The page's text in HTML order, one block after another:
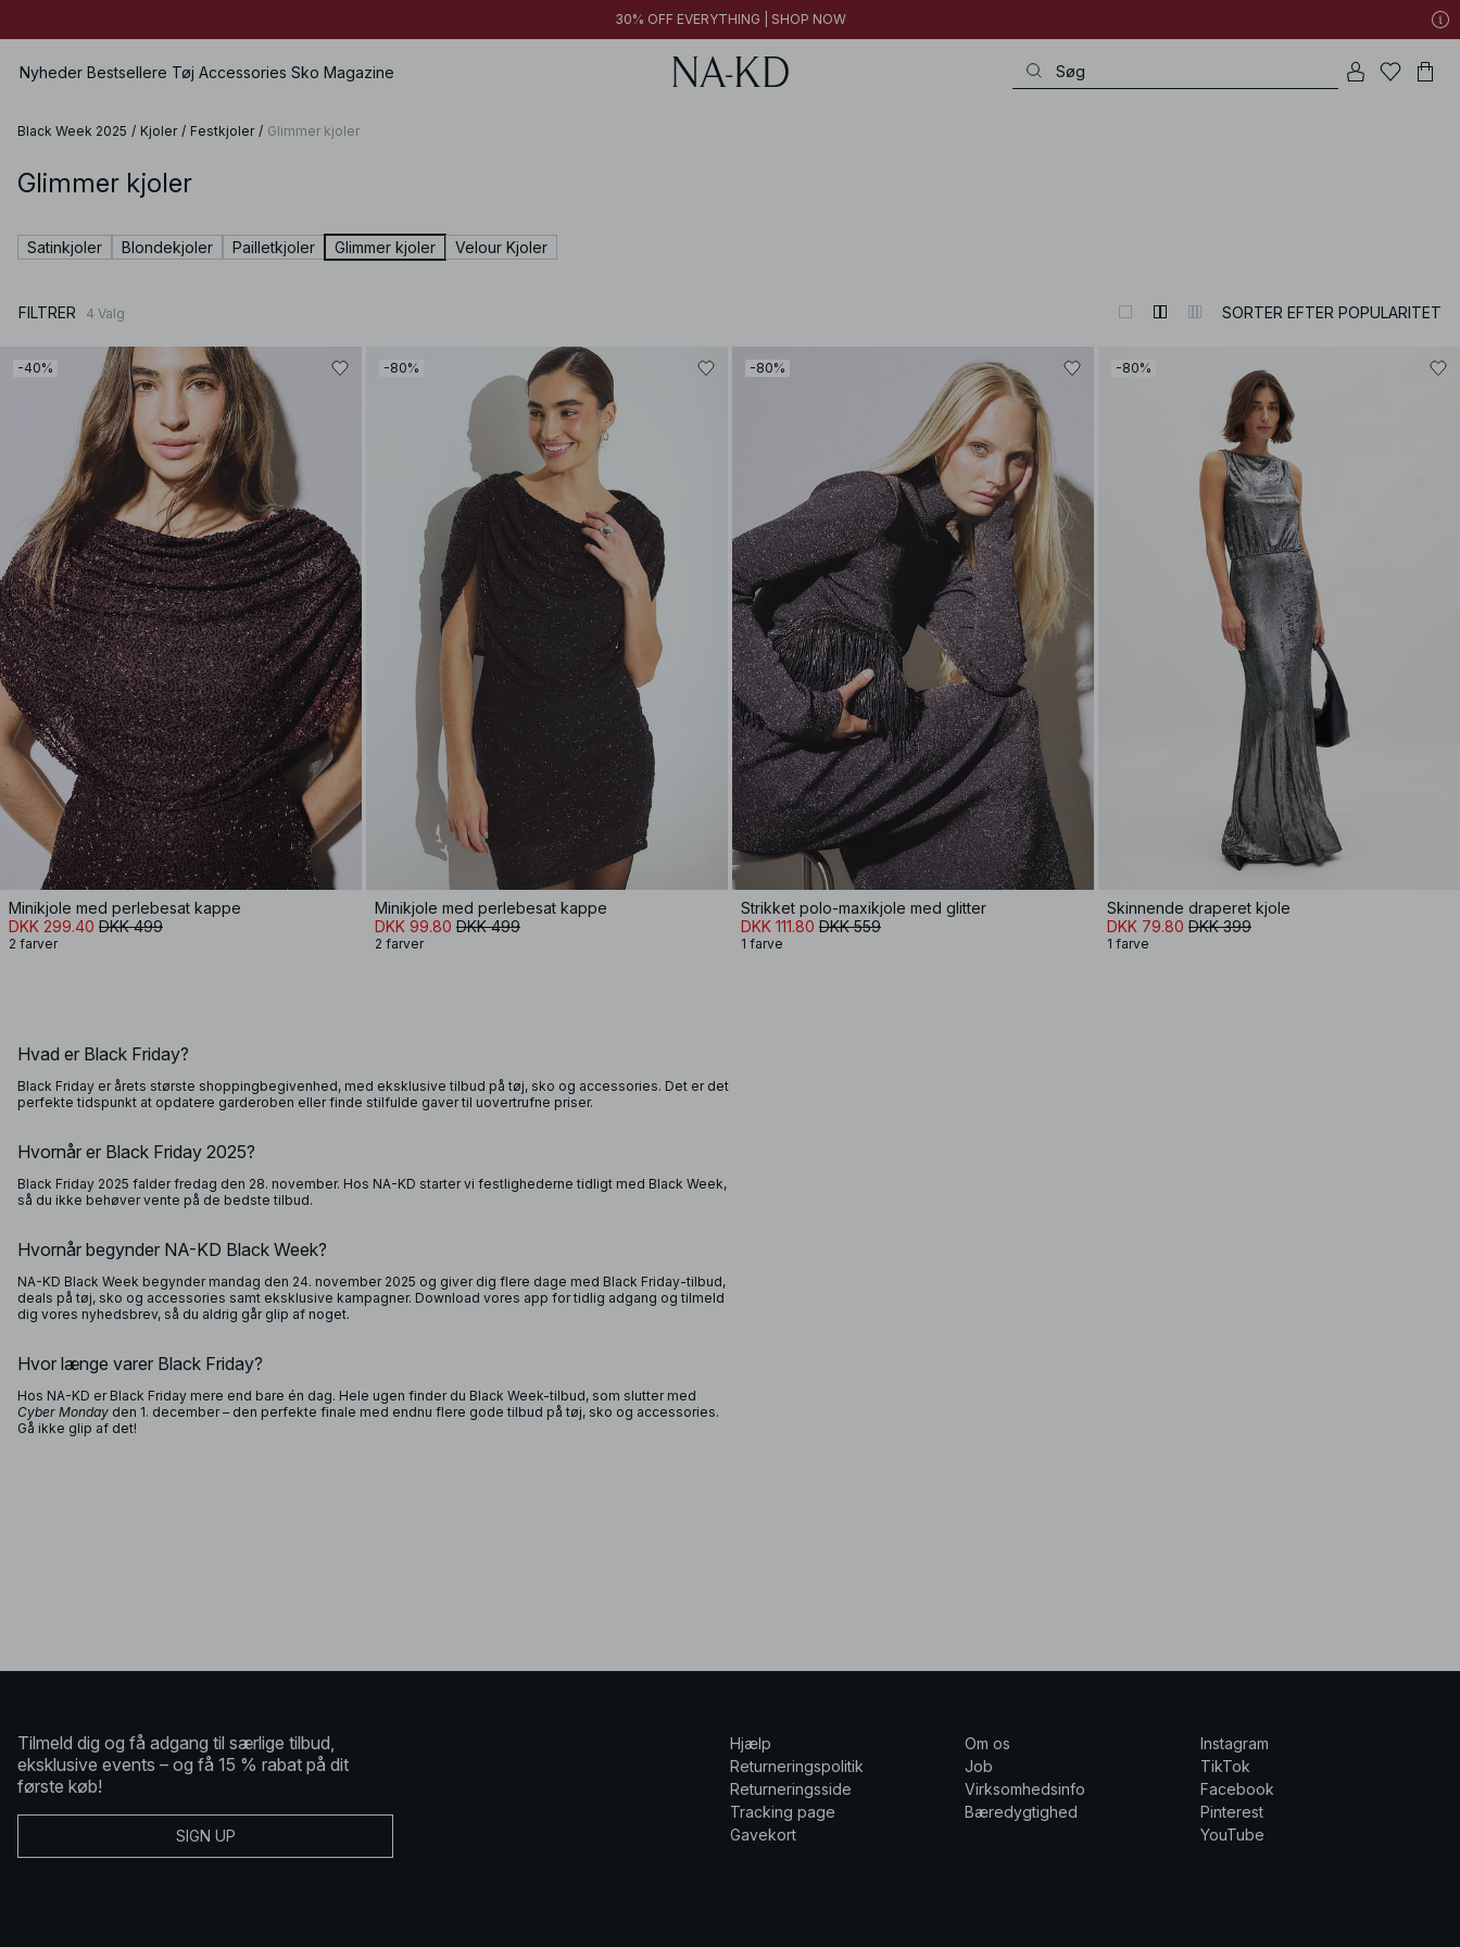
30% OFF EVERYTHING | SHOP NOW
Nyheder Bestsellere Tøj Accessories Sko Magazine
Se alle
Toppe
Skjorter & Bluser
Frakke & Jakke
Nederdele
Undertøj
Kommer snart
Særlige præmier
Se alle
Smykker
Bælter
Sjaler & Halstørklæder
Hatte & Kasketter
Hår-accessories
Se alle
Højhælede sko
Støvler
Black Week 2025 / Kjoler / Festkjoler / Glimmer kjoler
Glimmer kjoler
Satinkjoler Blondekjoler Pailletkjoler Glimmer kjoler Velour Kjoler
FILTRER 4 Valg SORTER EFTER POPULARITET
-40%
Minikjole med perlebesat kappe
DKK 299.40 DKK 499
2 farver
-80%
Minikjole med perlebesat kappe
DKK 99.80 DKK 499
2 farver
-80%
Strikket polo-maxikjole med glitter
DKK 111.80 DKK 559
1 farve
-80%
Skinnende draperet kjole
DKK 79.80 DKK 399
1 farve
Hvad er Black Friday?
Black Friday er årets største shoppingbegivenhed, med eksklusive tilbud på tøj, sko og accessories. Det er det
perfekte tidspunkt at opdatere garderoben eller finde stilfulde gaver til uovertrufne priser.
Hvornår er Black Friday 2025?
Black Friday 2025 falder fredag den 28. november. Hos NA-KD starter vi festlighederne tidligt med Black Week,
så du ikke behøver vente på de bedste tilbud.
Hvornår begynder NA-KD Black Week?
NA-KD Black Week begynder mandag den 24. november 2025 og giver dig flere dage med Black Friday-tilbud,
deals på tøj, sko og accessories samt eksklusive kampagner. Download vores app for tidlig adgang og tilmeld
dig vores nyhedsbrev, så du aldrig går glip af noget.
Hvor længe varer Black Friday?
Hos NA-KD er Black Friday mere end bare én dag. Hele ugen finder du Black Week-tilbud, som slutter med
Cyber Monday den 1. december – den perfekte finale med endnu flere gode tilbud på tøj, sko og accessories.
Gå ikke glip af det!
Tilmeld dig og få adgang til særlige tilbud,
eksklusive events – og få 15 % rabat på dit
første køb!
SIGN UP
Hjælp
Returneringspolitik
Returneringsside
Tracking page
Gavekort
Om os
Job
Virksomhedsinfo
Bæredygtighed
Instagram
TikTok
Facebook
Pinterest
YouTube